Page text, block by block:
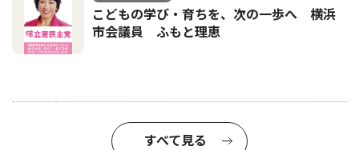
こどもの学び・育ちを、次の一歩へ 横浜
市会議員 ふもと理恵
すべて見る